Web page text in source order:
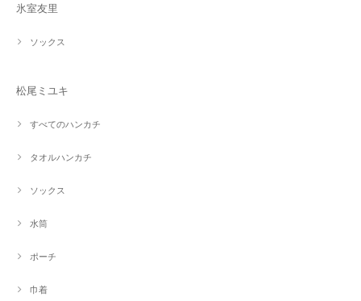
氷室友里
ソックス
松尾ミユキ
すべてのハンカチ
タオルハンカチ
ソックス
水筒
ポーチ
巾着